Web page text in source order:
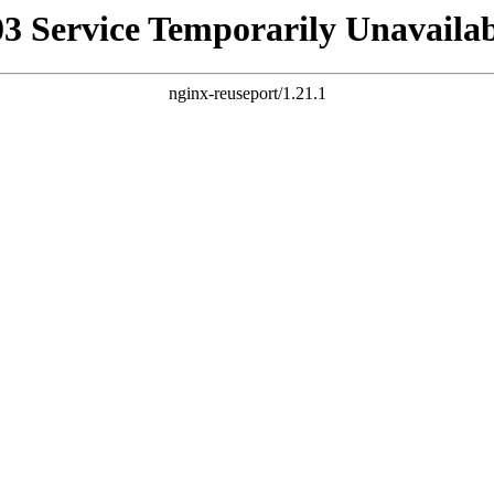
Service Temporarily
nginx-reuseport/1.21.1